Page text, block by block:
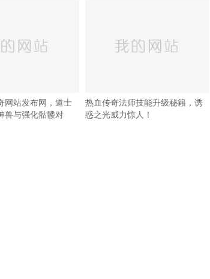
网站发布网，道士
兽与强化骷髅对
热血传奇法师技能升级秘籍，诱
惑之光威力惊人！